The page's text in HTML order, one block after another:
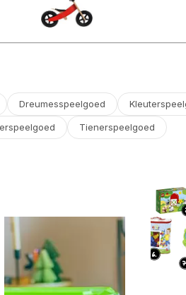
Dreumesspeelgoed
Tienerspeelgoed